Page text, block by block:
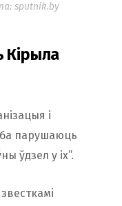
sputnik.by
Кірыла
і
парушаюць
ўдзел у іх”.